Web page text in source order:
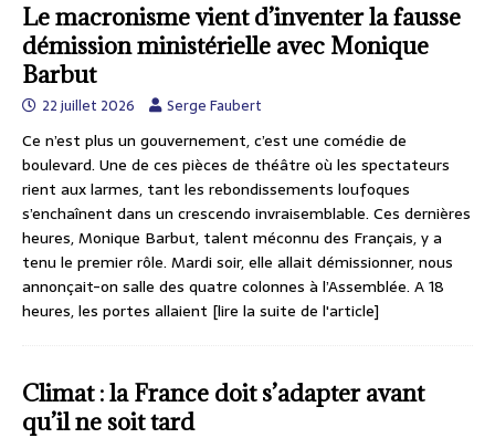
Le macronisme vient d’inventer la fausse
démission ministérielle avec Monique
Barbut
22 juillet 2026 Serge Faubert
Ce n’est plus un gouvernement, c’est une comédie de
boulevard. Une de ces pièces de théâtre où les spectateurs
rient aux larmes, tant les rebondissements loufoques
s’enchaînent dans un crescendo invraisemblable. Ces dernières
heures, Monique Barbut, talent méconnu des Français, y a
tenu le premier rôle. Mardi soir, elle allait démissionner, nous
annonçait-on salle des quatre colonnes à l’Assemblée. A 18
heures, les portes allaient [lire la suite de l'article]
Climat : la France doit s’adapter avant
qu’il ne soit tard